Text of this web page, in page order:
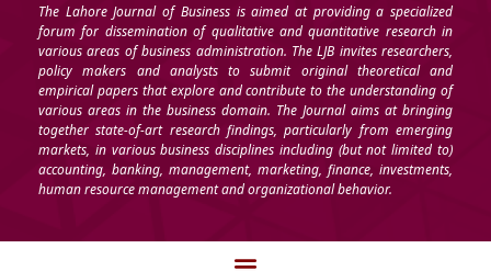
The Lahore Journal of Business is aimed at providing a specialized
forum for dissemination of qualitative and quantitative research in
various areas of business administration. The LJB invites researchers,
policy makers and analysts to submit original theoretical and
empirical papers that explore and contribute to the understanding of
various areas in the business domain. The Journal aims at bringing
together state-of-art research findings, particularly from emerging
markets, in various business disciplines including (but not limited to)
accounting, banking, management, marketing, finance, investments,
human resource management and organizational behavior.